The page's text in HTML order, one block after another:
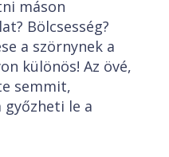
máson
Bölcsesség?
a szörnynek a
különös! Az övé,
semmit,
győzheti le a